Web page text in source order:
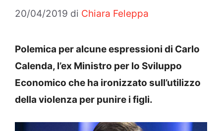
20/04/2019 di Chiara Feleppa
Polemica per alcune espressioni di Carlo
Calenda, l’ex Ministro per lo Sviluppo
Economico che ha ironizzato sull’utilizzo
della violenza per punire i figli.